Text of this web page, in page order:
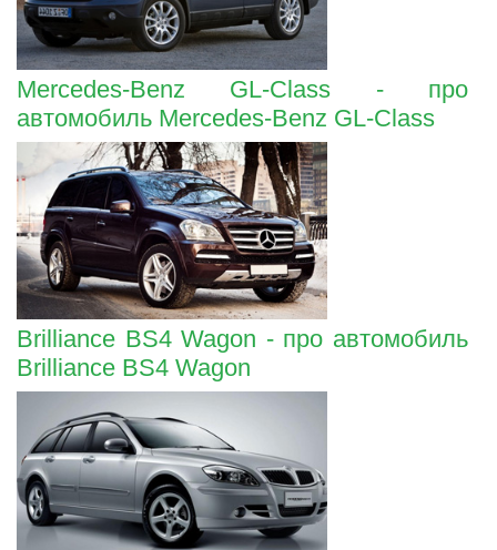
Mercedes-Benz GL-Class - про
автомобиль Mercedes-Benz GL-Class
Brilliance BS4 Wagon - про автомобиль
Brilliance BS4 Wagon